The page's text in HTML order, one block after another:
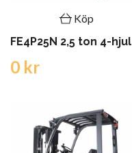
Köp
FE4P25N 2,5 ton 4-hjul
0 kr